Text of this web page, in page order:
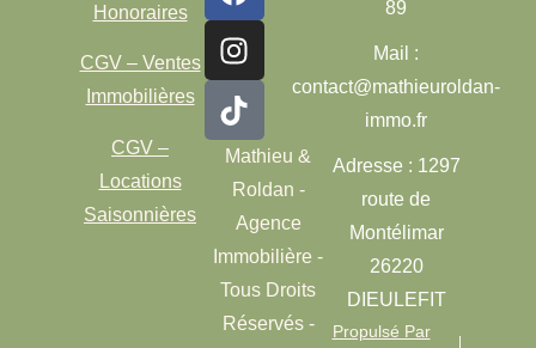
Honoraires
CGV – Ventes
Immobilières
CGV –
Locations
Saisonnières
Mathieu &
Roldan -
Agence
Immobilière -
Tous Droits
Réservés -
89
Mail :
contact@mathieuroldan-
immo.fr
Adresse : 1297
route de
Montélimar
26220
DIEULEFIT
Propulsé Par